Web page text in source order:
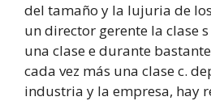
del tamaño y la lujuria de
un director gerente la clase
una clase e durante
cada vez más una clase c.
industria y la empresa, hay